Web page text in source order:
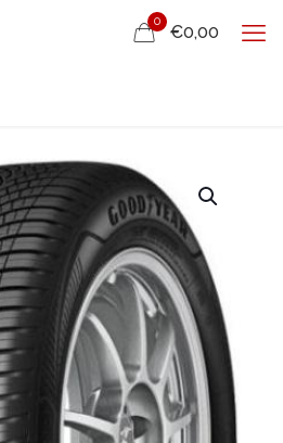
0
€0,00